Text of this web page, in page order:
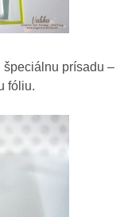
špeciálnu prísadu –
fóliu.